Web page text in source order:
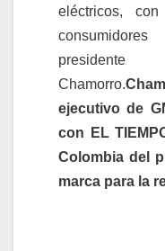
eléctricos,
Chamorro.
ejecutivo de
con EL
Colombia del
marca para la